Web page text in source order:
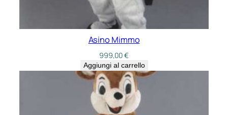
Asino Mimmo
999,00€
Aggiungi al carrello